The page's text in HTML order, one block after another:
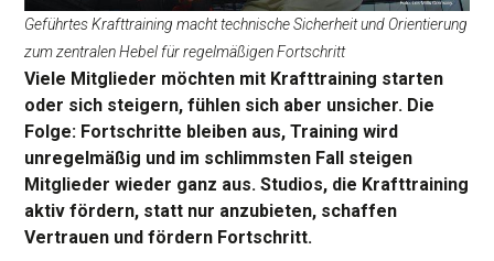
Geführtes Krafttraining macht technische Sicherheit und Orientierung
zum zentralen Hebel für regelmäßigen Fortschritt
Viele Mitglieder möchten mit Krafttraining starten
oder sich steigern, fühlen sich aber unsicher. Die
Folge: Fortschritte bleiben aus, Training wird
unregelmäßig und im schlimmsten Fall steigen
Mitglieder wieder ganz aus. Studios, die Krafttraining
aktiv fördern, statt nur anzubieten, schaffen
Vertrauen und fördern Fortschritt.